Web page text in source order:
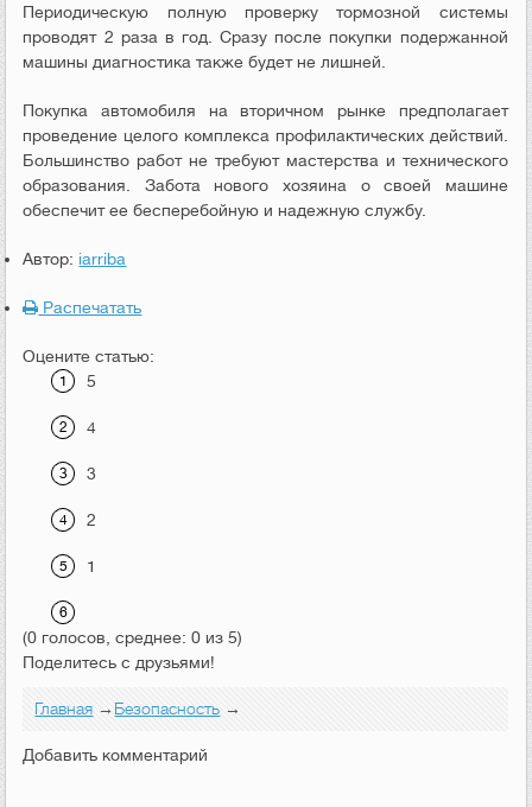
Периодическую полную проверку тормозной системы
проводят 2 раза в год. Сразу после покупки подержанной
машины диагностика также будет не лишней.
Покупка автомобиля на вторичном рынке предполагает
проведение целого комплекса профилактических действий.
Большинство работ не требуют мастерства и технического
образования. Забота нового хозяина о своей машине
обеспечит ее бесперебойную и надежную службу.
Автор: iarriba
Распечатать
Оцените статью:
5
4
3
2
1
(0 голосов, среднее: 0 из 5)
Поделитесь с друзьями!
Главная →Безопасность →
Добавить комментарий